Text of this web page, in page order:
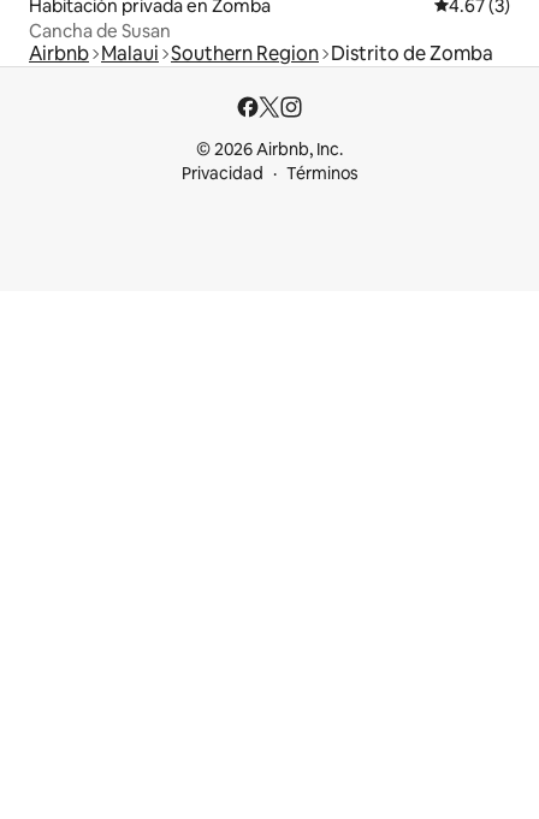
Habitación privada en Zomba Calificación
4.67 (3)
Cancha de Susan
Airbnb Malaui Southern Region Distrito de Zomba
© 2026 Airbnb, Inc.
Privacidad
Términos